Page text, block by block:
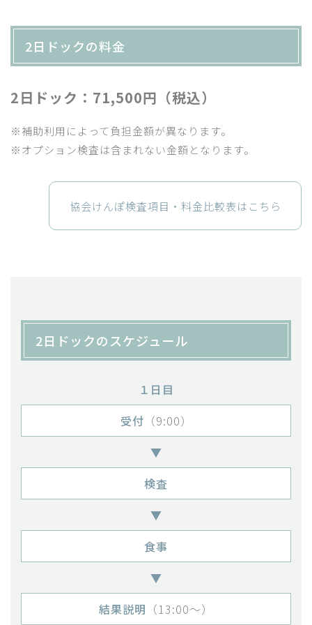
2日ドックの料金
2日ドック：71,500円（税込）
※補助利用によって負担金額が異なります。
※オプション検査は含まれない金額となります。
協会けんぽ検査項目・料金比較表はこちら
2日ドックのスケジュール
１日目
受付 （9:00）
▼
検査
▼
食事
▼
結果説明 （13:00〜）